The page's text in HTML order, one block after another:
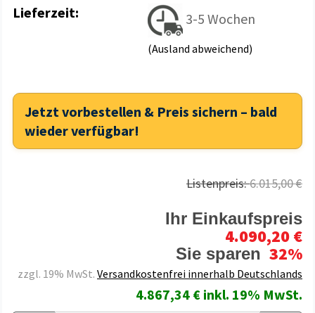
Lieferzeit: 3-5 Wochen
(Ausland abweichend)
Jetzt vorbestellen & Preis sichern – bald
wieder verfügbar!
Listenpreis:6.015,00 €
Ihr Einkaufspreis
4.090,20 €
Sie sparen 32%
zzgl. 19% MwSt. Versandkostenfrei innerhalb Deutschlands
4.867,34 € inkl. 19% MwSt.